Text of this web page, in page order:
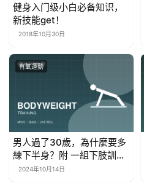
健身入门级小白必备知识，
新技能get！
2018年10月30日
有氧運動
男人過了30歲，為什麼要多
練下半身？附 一組下肢訓練
動圖
2024年10月14日